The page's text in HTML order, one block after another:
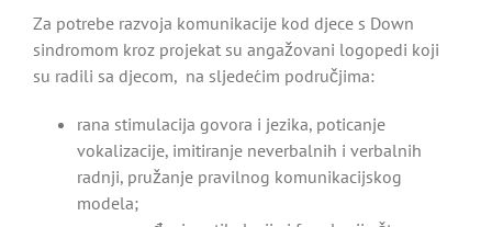
Za potrebe razvoja komunikacije kod djece s Down
sindromom kroz projekat su angažovani logopedi koji
su radili sa djecom, na sljedećim područjima:
rana stimulacija govora i jezika, poticanje
vokalizacije, imitiranje neverbalnih i verbalnih
radnji, pružanje pravilnog komunikacijskog
modela;